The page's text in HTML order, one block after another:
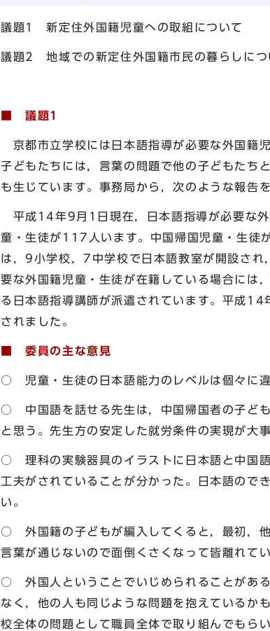
議題1 新定住外国籍児童への取組について
議題2 地域での新定住外国籍市民の暮らしにつ
■ 議題1
京都市立学校には日本語指導が必要な外国籍
子どもたちには，言葉の問題で他の子どもたち
も生じています。事務局から，次のような報告
平成14年9月1日現在，日本語指導が必要な
童・生徒が117人います。中国帰国児童・生徒
は，9小学校，7中学校で日本語教室が開設さ
要な外国籍児童・生徒が在籍している場合には
る日本語指導講師が派遣されています。平成
されました。
■ 委員の主な意見
○ 児童・生徒の日本語能力のレベルは個々に違
○ 中国語を話せる先生は，中国帰国者の子ど
と思う。先生方の安定した就労条件の実現が大
○ 理科の実験器具のイラストに日本語と中国
工夫がされていることが分かった。日本語ので
い。
○ 外国籍の子どもが編入してくると，最初，他
言葉が通じないので面倒くさくなって皆離れて
○ 外国人ということでいじめられることがあ
なく，他の人も同じような問題を抱えているか
校全体の問題として職員全体で取り組んでもらい